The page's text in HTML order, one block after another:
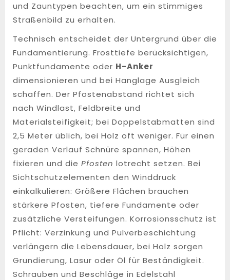
und Zauntypen beachten, um ein stimmiges
Straßenbild zu erhalten.
Technisch entscheidet der Untergrund über die
Fundamentierung. Frosttiefe berücksichtigen,
Punktfundamente oder H-Anker
dimensionieren und bei Hanglage Ausgleich
schaffen. Der Pfostenabstand richtet sich
nach Windlast, Feldbreite und
Materialsteifigkeit; bei Doppelstabmatten sind
2,5 Meter üblich, bei Holz oft weniger. Für einen
geraden Verlauf Schnüre spannen, Höhen
fixieren und die Pfosten lotrecht setzen. Bei
Sichtschutzelementen den Winddruck
einkalkulieren: Größere Flächen brauchen
stärkere Pfosten, tiefere Fundamente oder
zusätzliche Versteifungen. Korrosionsschutz ist
Pflicht: Verzinkung und Pulverbeschichtung
verlängern die Lebensdauer, bei Holz sorgen
Grundierung, Lasur oder Öl für Beständigkeit.
Schrauben und Beschläge in Edelstahl